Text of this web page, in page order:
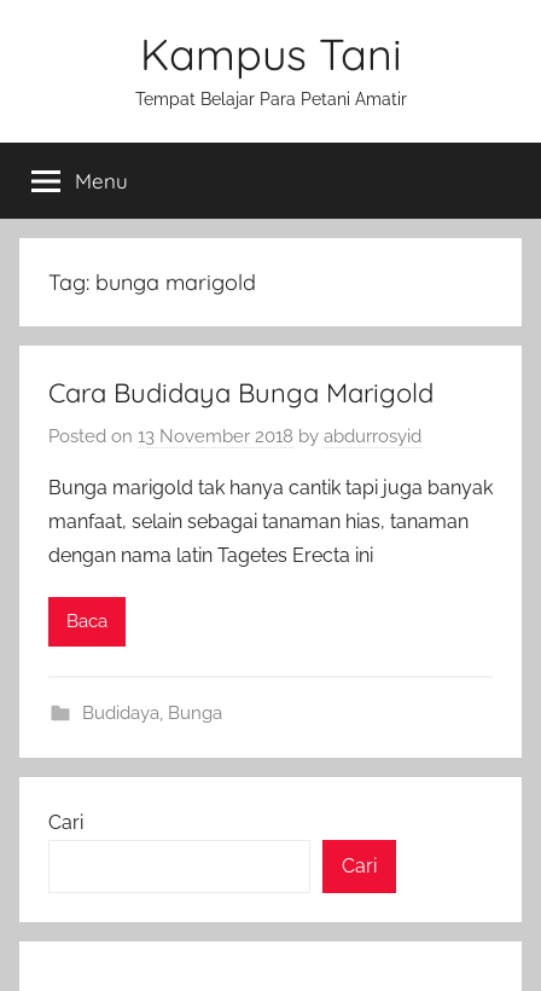
Kampus Tani
Tempat Belajar Para Petani Amatir
Menu
Tag: bunga marigold
Cara Budidaya Bunga Marigold
Posted on 13 November 2018 by abdurrosyid
Bunga marigold tak hanya cantik tapi juga banyak
manfaat, selain sebagai tanaman hias, tanaman
dengan nama latin Tagetes Erecta ini
Baca
Budidaya Bunga
Cari
Cari